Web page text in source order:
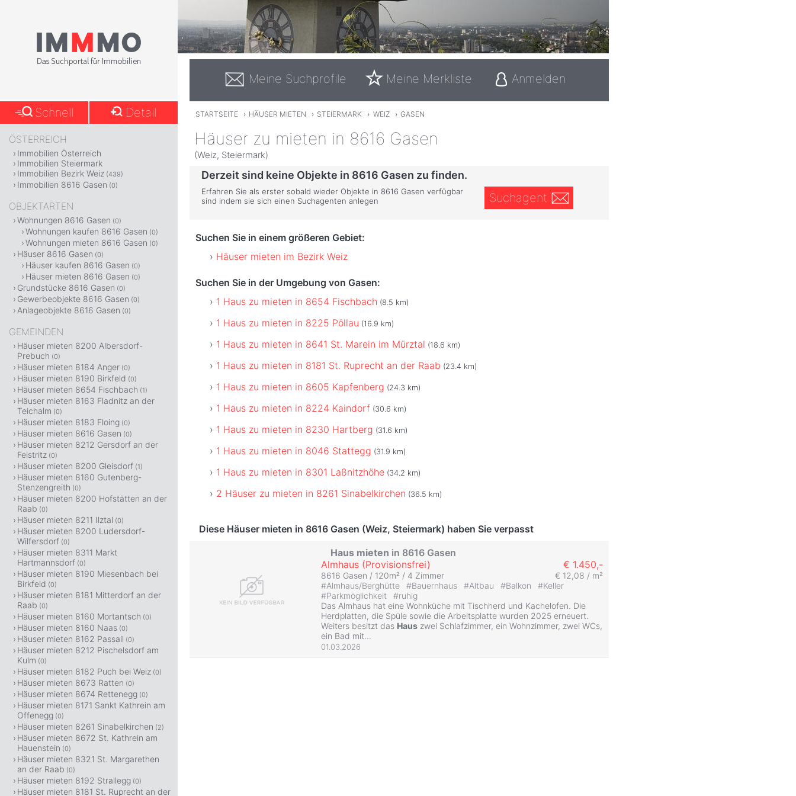
Meine Suchprofile Meine Merkliste Anmelden
STARTSEITE › HÄUSER MIETEN › STEIERMARK › WEIZ › GASEN
Häuser zu mieten in 8616 Gasen
(Weiz, Steiermark)
Derzeit sind keine Objekte in 8616 Gasen zu finden.
Erfahren Sie als erster sobald wieder Objekte in 8616 Gasen verfügbar
sind indem sie sich einen Suchagenten anlegen
Suchagent
Suchen Sie in einem größeren Gebiet:
Häuser mieten im Bezirk Weiz
Suchen Sie in der Umgebung von Gasen:
1 Haus zu mieten in 8654 Fischbach (8.5 km)
1 Haus zu mieten in 8225 Pöllau (16.9 km)
1 Haus zu mieten in 8641 St. Marein im Mürztal (18.6 km)
1 Haus zu mieten in 8181 St. Ruprecht an der Raab (23.4 km)
1 Haus zu mieten in 8605 Kapfenberg (24.3 km)
1 Haus zu mieten in 8224 Kaindorf (30.6 km)
1 Haus zu mieten in 8230 Hartberg (31.6 km)
1 Haus zu mieten in 8046 Stattegg (31.9 km)
1 Haus zu mieten in 8301 Laßnitzhöhe (34.2 km)
2 Häuser zu mieten in 8261 Sinabelkirchen (36.5 km)
Diese Häuser mieten in 8616 Gasen (Weiz, Steiermark) haben Sie verpasst
Haus mieten in 8616 Gasen
Almhaus (Provisionsfrei)
€ 1.450,-
8616 Gasen / 120m² / 4 Zimmer
€ 12,08 / m²
#Almhaus/Berghütte #Bauernhaus #Altbau #Balkon #Keller
#Parkmöglichkeit #ruhig
Das Almhaus hat eine Wohnküche mit Tischherd und Kachelofen. Die
Herdplatten, die Spüle sowie die Arbeitsplatte wurden 2025 erneuert.
Weiters besitzt das Haus zwei Schlafzimmer, ein Wohnzimmer, zwei WCs,
ein Bad mit...
01.03.2026
Schnell Detail
ÖSTERREICH
Immobilien Österreich
Immobilien Steiermark
Immobilien Bezirk Weiz (439)
Immobilien 8616 Gasen (0)
OBJEKTARTEN
Wohnungen 8616 Gasen (0)
Wohnungen kaufen 8616 Gasen (0)
Wohnungen mieten 8616 Gasen (0)
Häuser 8616 Gasen (0)
Häuser kaufen 8616 Gasen (0)
Häuser mieten 8616 Gasen (0)
Grundstücke 8616 Gasen (0)
Gewerbeobjekte 8616 Gasen (0)
Anlageobjekte 8616 Gasen (0)
GEMEINDEN
Häuser mieten 8200 Albersdorf-
Prebuch (0)
Häuser mieten 8184 Anger (0)
Häuser mieten 8190 Birkfeld (0)
Häuser mieten 8654 Fischbach (1)
Häuser mieten 8163 Fladnitz an der
Teichalm (0)
Häuser mieten 8183 Floing (0)
Häuser mieten 8616 Gasen (0)
Häuser mieten 8212 Gersdorf an der
Feistritz (0)
Häuser mieten 8200 Gleisdorf (1)
Häuser mieten 8160 Gutenberg-
Stenzengreith (0)
Häuser mieten 8200 Hofstätten an der
Raab (0)
Häuser mieten 8211 Ilztal (0)
Häuser mieten 8200 Ludersdorf-
Wilfersdorf (0)
Häuser mieten 8311 Markt
Hartmannsdorf (0)
Häuser mieten 8190 Miesenbach bei
Birkfeld (0)
Häuser mieten 8181 Mitterdorf an der
Raab (0)
Häuser mieten 8160 Mortantsch (0)
Häuser mieten 8160 Naas (0)
Häuser mieten 8162 Passail (0)
Häuser mieten 8212 Pischelsdorf am
Kulm (0)
Häuser mieten 8182 Puch bei Weiz (0)
Häuser mieten 8673 Ratten (0)
Häuser mieten 8674 Rettenegg (0)
Häuser mieten 8171 Sankt Kathrein am
Offenegg (0)
Häuser mieten 8261 Sinabelkirchen (2)
Häuser mieten 8672 St. Kathrein am
Hauenstein (0)
Häuser mieten 8321 St. Margarethen
an der Raab (0)
Häuser mieten 8192 Strallegg (0)
Häuser mieten 8181 St. Ruprecht an der